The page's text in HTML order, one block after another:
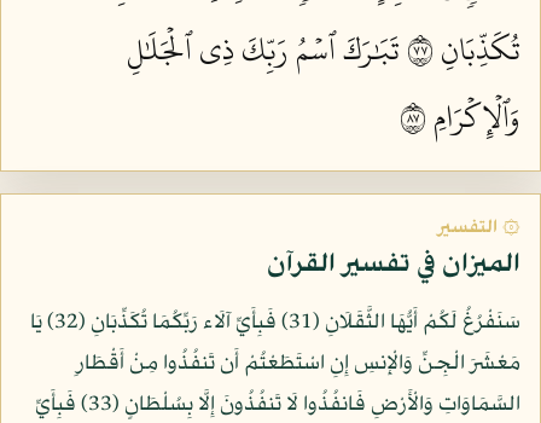
تُكَذِّبَانِ ٧٧
تَبَٰرَكَ ٱسۡمُ رَبِّكَ ذِي ٱلۡجَلَٰلِ
وَٱلۡإِكۡرَامِ ٧٨
۞ التفسير
الميزان في تفسير القرآن
سَنَفْرُغُ لَكُمْ أَيُّهَا الثَّقَلَانِ (31) فَبِأَيِّ آلَاء رَبِّكُمَا تُكَذِّبَانِ (32) يَا
مَعْشَرَ الْجِنِّ وَالْإِنسِ إِنِ اسْتَطَعْتُمْ أَن تَنفُذُوا مِنْ أَقْطَارِ
السَّمَاوَاتِ وَالْأَرْضِ فَانفُذُوا لَا تَنفُذُونَ إِلَّا بِسُلْطَانٍ (33) فَبِأَيِّ